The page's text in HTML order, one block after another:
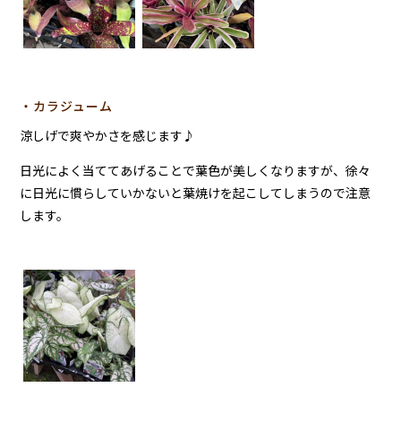
・カラジューム
涼しげで爽やかさを感じます♪
日光によく当ててあげることで葉色が美しくなりますが、徐々
に日光に慣らしていかないと葉焼けを起こしてしまうので注意
します。